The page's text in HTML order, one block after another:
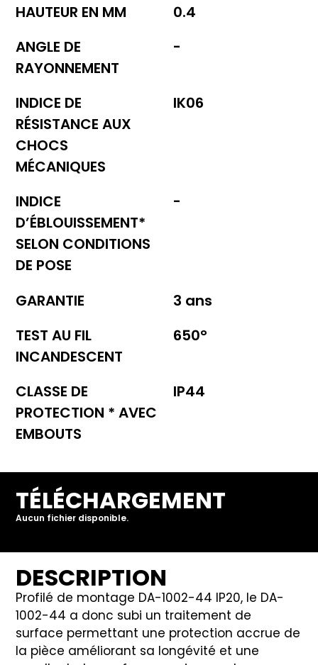
HAUTEUR EN MM
0.4
ANGLE DE
RAYONNEMENT
-
INDICE DE
RÉSISTANCE AUX
CHOCS
MÉCANIQUES
IK06
INDICE
D’ÉBLOUISSEMENT*
SELON CONDITIONS
DE POSE
-
GARANTIE
3 ans
TEST AU FIL
INCANDESCENT
650°
CLASSE DE
PROTECTION * AVEC
EMBOUTS
IP44
TÉLÉCHARGEMENT
Aucun fichier disponible.
DESCRIPTION
Profilé de montage DA-1002-44 IP20, le DA-
1002-44 a donc subi un traitement de
surface permettant une protection accrue de
la pièce améliorant sa longévité et une